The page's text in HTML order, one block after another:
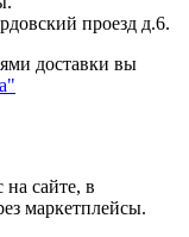
проезд д.6.
доставки вы
сайте, в
маркетплейсы.